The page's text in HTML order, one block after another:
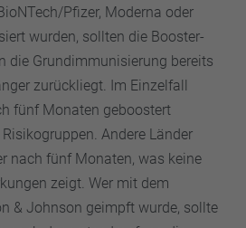
Pfizer, Moderna oder
wurden, sollten die Booster-
die Grundimmunisierung bereits
zurückliegt. Im Einzelfall
fünf Monaten geboostert
Andere Länder
nach fünf Monaten, was keine
zeigt. Wer mit dem
& Johnson geimpft wurde, sollte